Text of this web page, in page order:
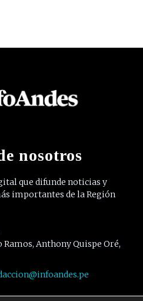
nosotros
que difunde noticias y
importantes de la Región
Ramos, Anthony Quispe Oré,